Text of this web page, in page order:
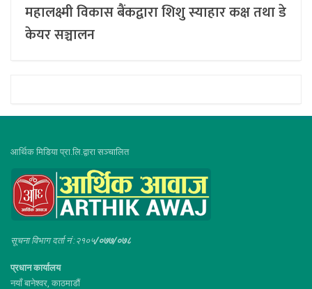
महालक्ष्मी विकास बैंकद्वारा शिशु स्याहार कक्ष तथा डे
केयर सञ्चालन
आर्थिक मिडिया प्रा.लि.द्वारा सञ्चालित
सूचना विभाग दर्ता नं :२१०५/०७७/०७८
प्रधान कार्यालय
नयाँ बानेश्वर, काठमाडौं